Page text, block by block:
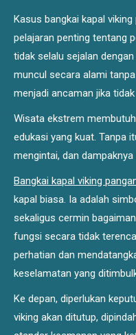
Kasus bangkai kapal
pelajaran penting tentang
tidak selalu sejalan
muncul secara alami
menjadi ancaman jika
Wisata ekstrem
edukasi yang kuat. Tanpa
mengintai, dan
Bangkai kapal viking
kapal biasa. Ia adalah
sekaligus cermin
fungsi secara tidak
perhatian dan
keselamatan yang
Ke depan, diperlukan
viking akan ditutup,